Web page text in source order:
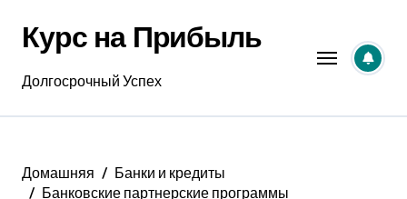
содержанию
Курс на Прибыль
Долгосрочный Успех
Домашняя
Банки и кредиты
Банковские партнерские программы